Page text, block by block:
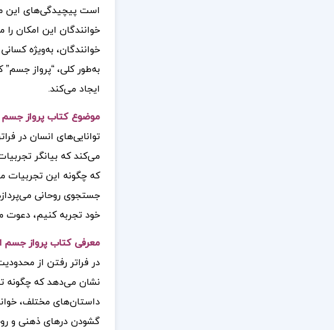
است پیچیدگی‌های این
خوانندگان این امکان
خوانندگان، به‌ویژه
به‌طور کلی، “پرواز
ایجاد می‌کند.
موضوع کتاب پرواز جسم
توانایی‌های انسان در
می‌کند که بیانگر
که چگونه این تجربیات
جستجوی روحانی
خود تجربه کنیم، دعوت
معرفی کتاب پرواز جسم
در فراتر رفتن از
نشان می‌دهد که چگونه
داستان‌های مختلف،
گشودن درهای ذهنی و